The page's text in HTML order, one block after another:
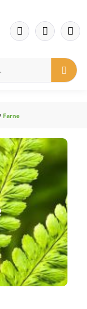
Farne